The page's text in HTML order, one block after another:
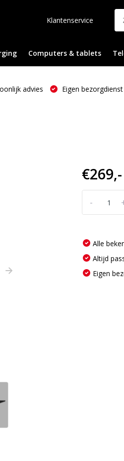
Klantenservice
Computers & tablets
advies Eigen bezorgdienst
€269,-
-
Alle
Altijd
Eigen